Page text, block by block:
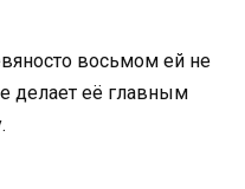
восьмом ей не
делает её главным